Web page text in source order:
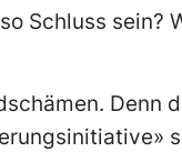
Schluss sein?
Denn